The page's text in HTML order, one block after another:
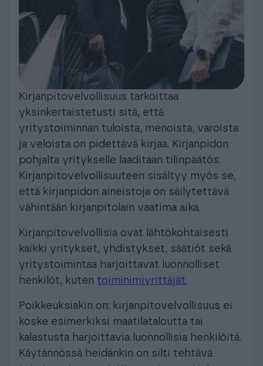
Kirjanpitovelvollisuus tarkoittaa
yksinkertaistetusti sitä, että
yritystoiminnan tuloista, menoista, varoista
ja veloista on pidettävä kirjaa. Kirjanpidon
pohjalta yritykselle laaditaan tilinpäätös.
Kirjanpitovelvollisuuteen sisältyy myös se,
että kirjanpidon aineistoja on säilytettävä
vähintään kirjanpitolain vaatima aika.
Kirjanpitovelvollisia ovat lähtökohtaisesti
kaikki yritykset, yhdistykset, säätiöt sekä
yritystoimintaa harjoittavat luonnolliset
henkilöt, kuten toiminimiyrittäjät.
Poikkeuksiakin on: kirjanpitovelvollisuus ei
koske esimerkiksi maatilataloutta tai
kalastusta harjoittavia luonnollisia henkilöitä.
Käytännössä heidänkin on silti tehtävä